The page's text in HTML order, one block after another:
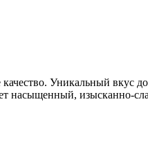
Уникальный
насыщенный, изысканно-